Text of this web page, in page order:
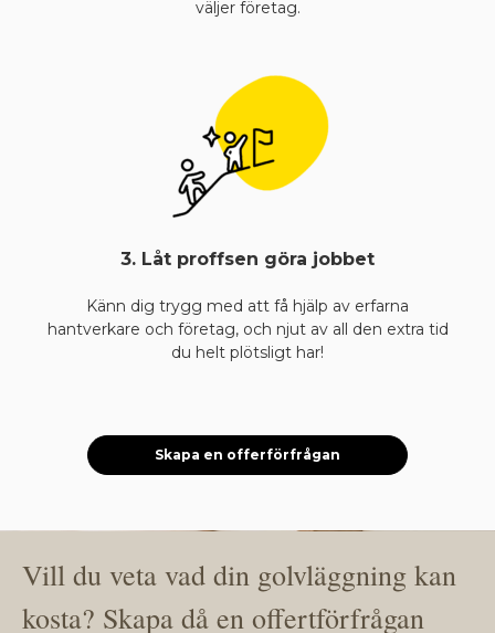
väljer företag.
3. Låt proffsen göra jobbet
Känn dig trygg med att få hjälp av erfarna
hantverkare och företag, och njut av all den extra tid
du helt plötsligt har!
Skapa en offerförfrågan
Vill du veta vad din golvläggning kan
kosta? Skapa då en offertförfrågan